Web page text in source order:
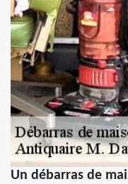
Un débarras de